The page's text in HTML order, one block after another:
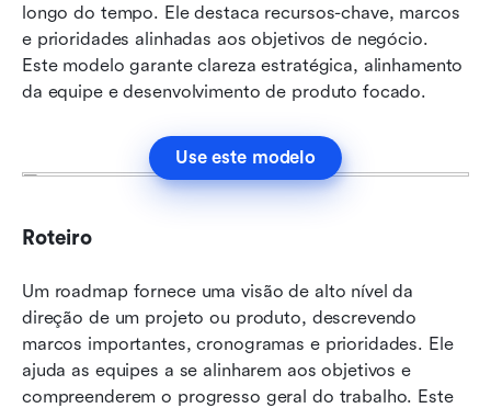
longo do tempo. Ele destaca recursos-chave, marcos
e prioridades alinhadas aos objetivos de negócio.
Este modelo garante clareza estratégica, alinhamento
da equipe e desenvolvimento de produto focado.
Use este modelo
Roteiro
Um roadmap fornece uma visão de alto nível da
direção de um projeto ou produto, descrevendo
marcos importantes, cronogramas e prioridades. Ele
ajuda as equipes a se alinharem aos objetivos e
compreenderem o progresso geral do trabalho. Este